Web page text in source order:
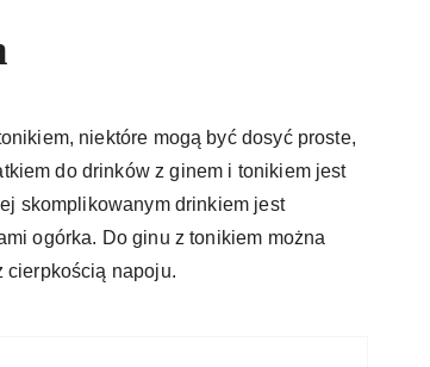
niektóre mogą być dosyć proste,
do drinków z ginem i tonikiem jest
skomplikowanym drinkiem jest
ogórka. Do ginu z tonikiem można
cierpkością napoju.